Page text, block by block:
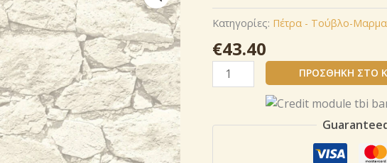
Κατηγορίες: Πέτρα - Τούβλο-
€43.40
BEST
OF
&
ΠΡΟΣΘΉΚΗ ΣΤΟ